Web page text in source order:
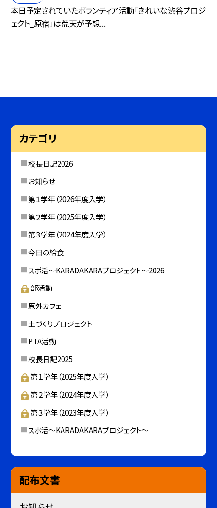
本日予定されていたボランティア活動「きれいな渋谷プロジ
ェクト_原宿」は荒天が予想...
カテゴリ
校長日記2026
お知らせ
第１学年（2026年度入学）
第２学年（2025年度入学）
第３学年（2024年度入学）
今日の給食
スポ活～KARADAKARAプロジェクト～2026
部活動
原外カフェ
土づくりプロジェクト
PTA活動
校長日記2025
第１学年（2025年度入学）
第２学年（2024年度入学）
第３学年（2023年度入学）
スポ活～KARADAKARAプロジェクト～
配布文書